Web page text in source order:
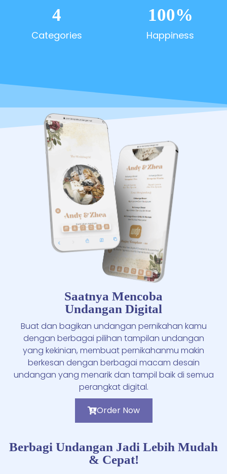
Categories
4
Happiness
100%
Saatnya Mencoba
Undangan Digital
Buat dan bagikan undangan pernikahan kamu
dengan berbagai pilihan tampilan undangan
yang kekinian, membuat pernikahanmu makin
berkesan dengan berbagai macam desain
undangan yang menarik dan tampil baik di semua
perangkat digital.
Order Now
Berbagi Undangan Jadi Lebih Mudah
& Cepat!